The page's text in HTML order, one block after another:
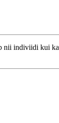
indiviidi kui